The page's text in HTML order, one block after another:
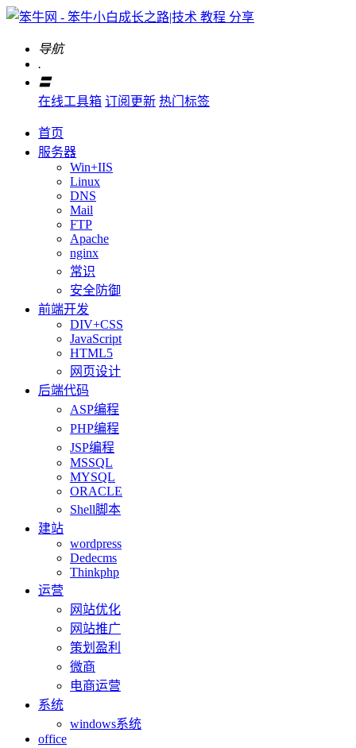
导航
.
〓
在线工具箱 订阅更新 热门标签
首页
服务器
Win+IIS
Linux
DNS
Mail
FTP
Apache
nginx
常识
安全防御
前端开发
DIV+CSS
JavaScript
HTML5
网页设计
后端代码
ASP编程
PHP编程
JSP编程
MSSQL
MYSQL
ORACLE
Shell脚本
建站
wordpress
Dedecms
Thinkphp
运营
网站优化
网站推广
策划盈利
微商
电商运营
系统
windows系统
office